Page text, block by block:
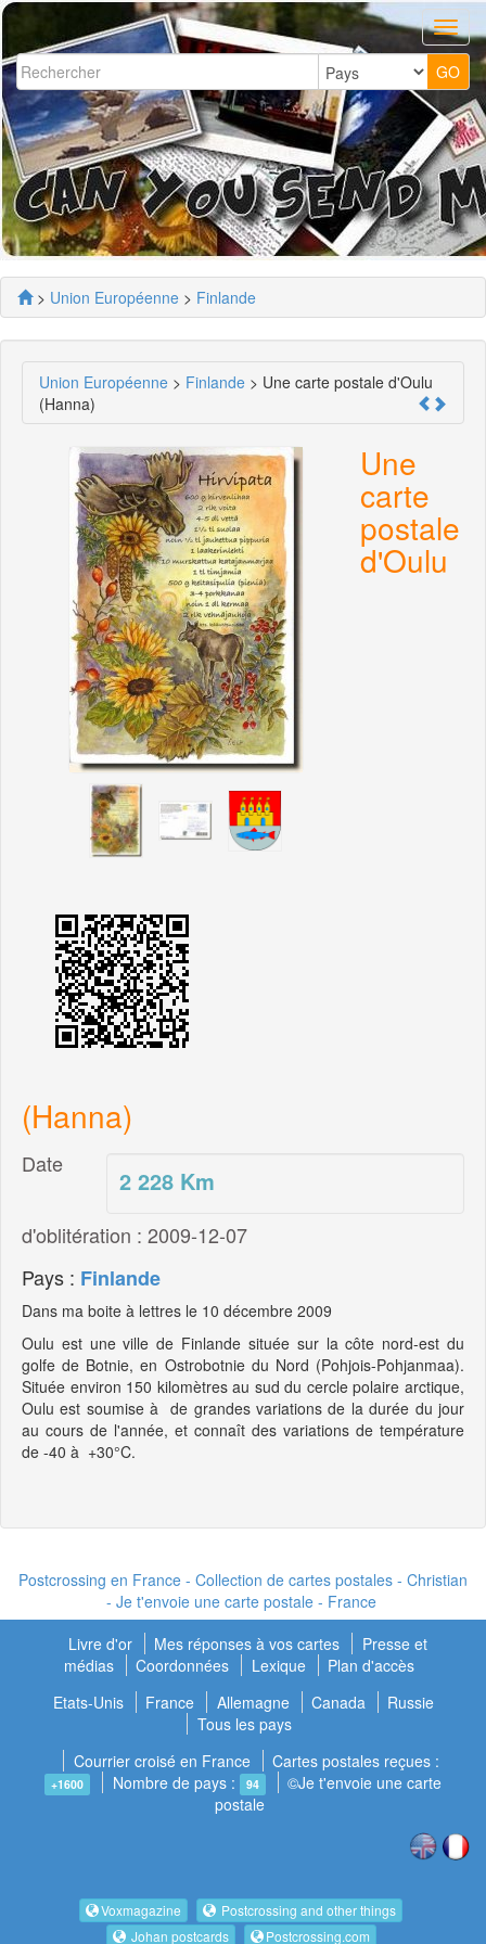
> Union Européenne > Finlande
Union Européenne > Finlande > Une carte postale d'Oulu
(Hanna)
Une
carte
postale
d'Oulu
(Hanna)
2 228 Km
Date
d'oblitération : 2009-12-07
Pays : Finlande
Dans ma boite à lettres le 10 décembre 2009
Oulu est une ville de Finlande située sur la côte nord-est du
golfe de Botnie, en Ostrobotnie du Nord (Pohjois-Pohjanmaa).
Située environ 150 kilomètres au sud du cercle polaire arctique,
Oulu est soumise à de grandes variations de la durée du jour
au cours de l'année, et connaît des variations de température
de -40 à +30°C.
Postcrossing en France - Collection de cartes postales - Christian
- Je t'envoie une carte postale - France
Livre d'or
Mes réponses à vos cartes
Presse et
médias
Coordonnées Lexique
Plan d'accès
Etats-Unis
France Allemagne Canada
Russie
Tous les pays
Courrier croisé en France
Cartes postales reçues :
+1600 Nombre de pays : 94
©Je t'envoie une carte
postale
Voxmagazine
Postcrossing and other things
Johan postcards
Postcrossing.com